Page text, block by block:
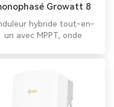
Growatt 8
kW-12 kW
hybride tout-en-
un avec MPPT, onde
Batterie en option.
Surveillance Wi-Fi/4G